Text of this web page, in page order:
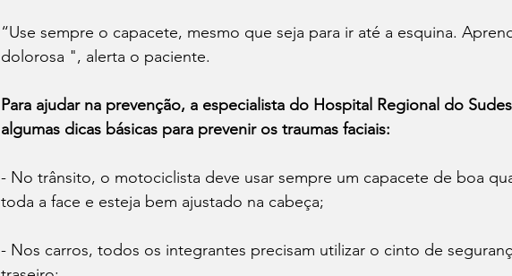
“Use sempre o capacete, mesmo que seja para ir até a esquina.
dolorosa ", alerta o paciente.
Para ajudar na prevenção, a especialista do Hospital Regional do
algumas dicas básicas para prevenir os traumas faciais:
- No trânsito, o motociclista deve usar sempre um capacete de boa
toda a face e esteja bem ajustado na cabeça;
- Nos carros, todos os integrantes precisam utilizar o cinto de